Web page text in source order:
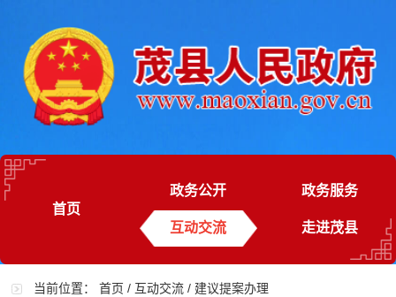
首页
政务公开 政务服务
互动交流 走进茂县
当前位置：首页 / 互动交流 / 建议提案办理